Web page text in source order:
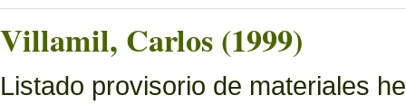
Villamil, Carlos (1999)
Listado provisorio de materiales